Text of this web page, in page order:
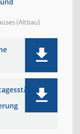
(Altbau)